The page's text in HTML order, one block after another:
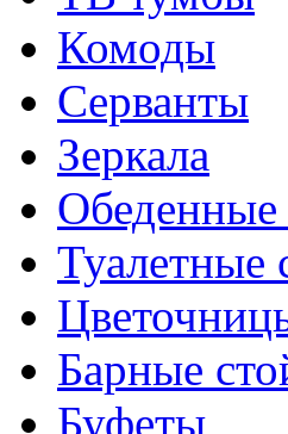
Комоды
Серванты
Зеркала
Обеденные
Туалетные
Барные
Буфеты